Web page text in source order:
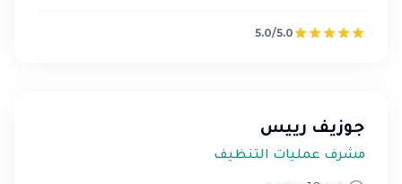
5.0/5.0
جوزيف رييس
مشرف عمليات التنظيف